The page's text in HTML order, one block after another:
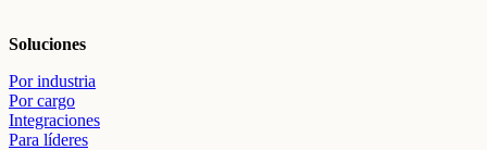
Soluciones
Por industria
Por cargo
Integraciones
Para líderes